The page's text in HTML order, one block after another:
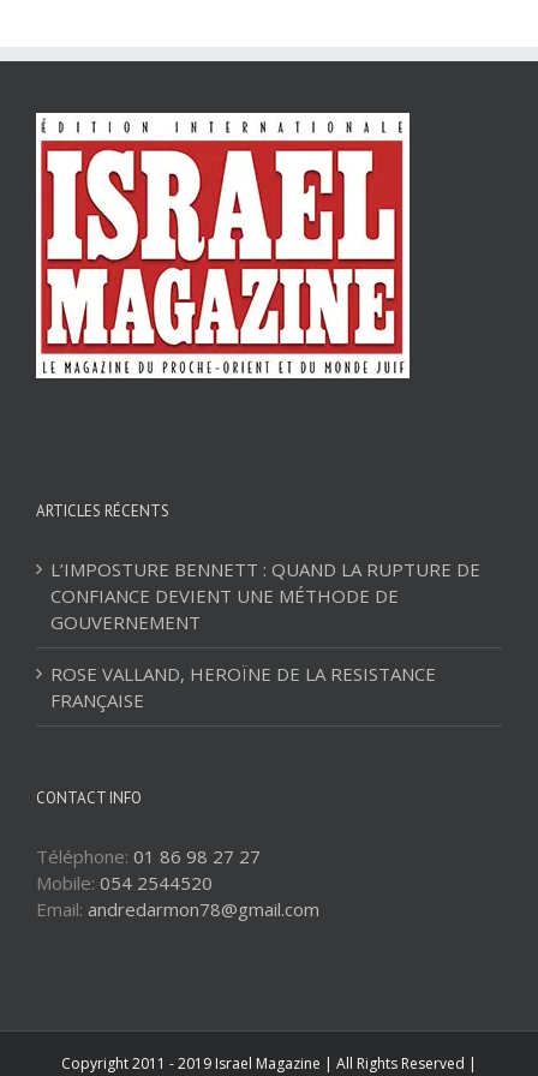
ARTICLES RÉCENTS
L’IMPOSTURE BENNETT : QUAND LA RUPTURE DE
CONFIANCE DEVIENT UNE MÉTHODE DE
GOUVERNEMENT
ROSE VALLAND, HEROÏNE DE LA RESISTANCE
FRANÇAISE
CONTACT INFO
Téléphone: 01 86 98 27 27
Mobile: 054 2544520
Email: andredarmon78@gmail.com
Copyright 2011 - 2019 Israel Magazine | All Rights Reserved |